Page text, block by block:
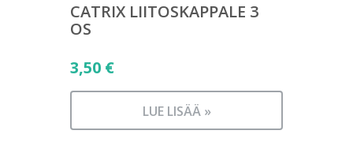
CATRIX LIITOSKAPPALE 3
OS
3,50 €
LUE LISÄÄ »